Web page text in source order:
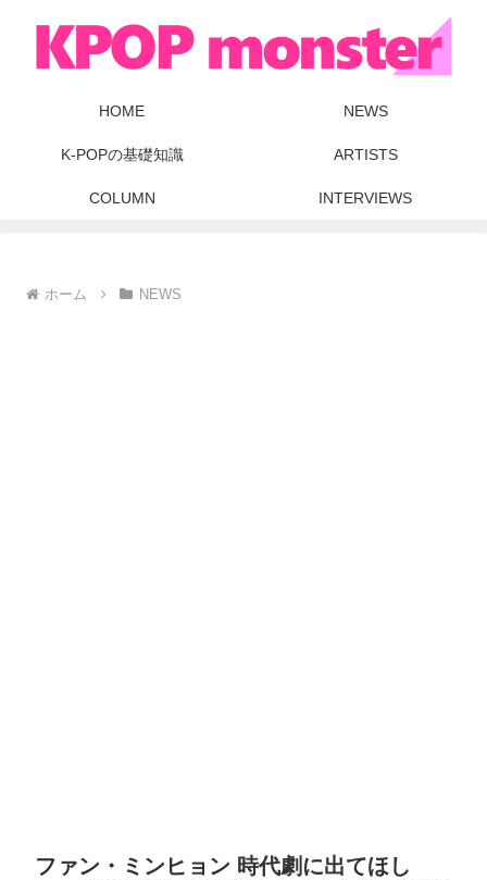
HOME NEWS
K-POPの基礎知識 ARTISTS
COLUMN INTERVIEWS
ホーム NEWS
ファン・ミンヒョン 時代劇に出てほし